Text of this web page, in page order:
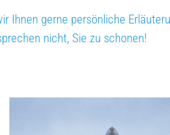
Ihnen gerne persönliche
nicht, Sie zu schonen!